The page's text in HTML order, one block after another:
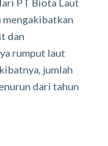
mengakibatkan
dan
rumput laut
jumlah
dari tahun